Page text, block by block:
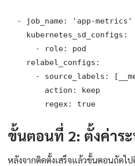
  - job_name: 'app-metrics'
    kubernetes_sd_configs:
      - role: pod
    relabel_configs:
- source_labels:
        action: keep
        regex: true
ขั้นตอนที่ 2: ตั้งค่าร
หลังจากติดตั้งเสร็จแล้วขั้นตอนถัดไ